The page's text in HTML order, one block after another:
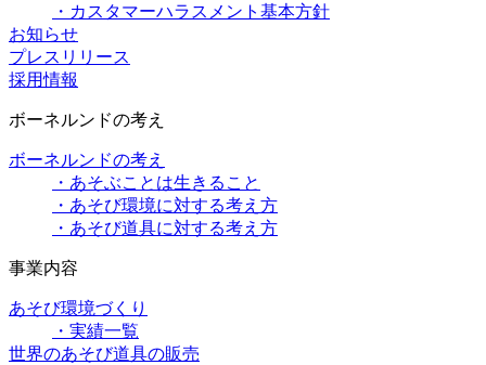
・カスタマーハラスメント基本方針
お知らせ
プレスリリース
採用情報
ボーネルンドの考え
ボーネルンドの考え
・あそぶことは生きること
・あそび環境に対する考え方
・あそび道具に対する考え方
事業内容
あそび環境づくり
・実績一覧
世界のあそび道具の販売